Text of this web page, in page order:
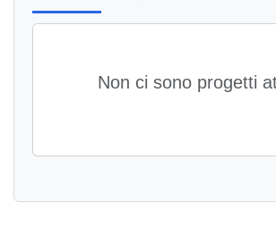
Non ci sono progetti